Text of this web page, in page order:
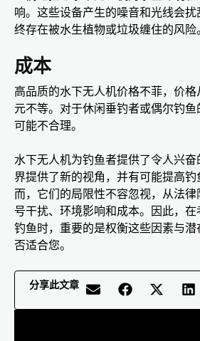
响。这些设备产生的噪音和光线会
终存在被水生植物或垃圾缠住的风险。
成本
高品质的水下无人机价格不菲，价
元不等。对于休闲垂钓者或偶尔钓
可能不合理。
水下无人机为钓鱼者提供了令人兴
界提供了新的视角，并有可能提高
而，它们的局限性不容忽视，从法
号干扰、环境影响和成本。因此，
钓鱼时，重要的是权衡这些因素与
否适合您。
分享此文章